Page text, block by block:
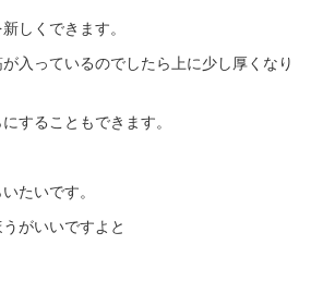
しくできます。
入っているのでしたら上に少し厚くなり
することもできます。
たいです。
がいいですよと